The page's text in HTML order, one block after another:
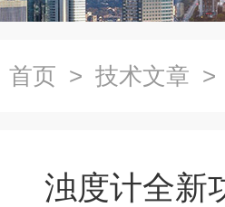
首页 > 技术文章 >
浊度计全新